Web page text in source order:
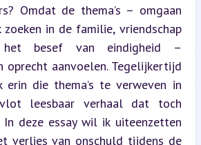
Omdat de thema’s – omgaan
in de familie, vriendschap
het besef van eindigheid –
oprecht aanvoelen. Tegelijkertijd
erin die thema’s te verweven in
vlot leesbaar verhaal dat toch
deze essay wil ik uiteenzetten
verlies van onschuld tijdens de